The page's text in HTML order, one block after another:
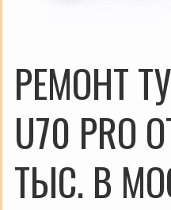
РЕМОНТ
U70 PRO
ТЫС. В